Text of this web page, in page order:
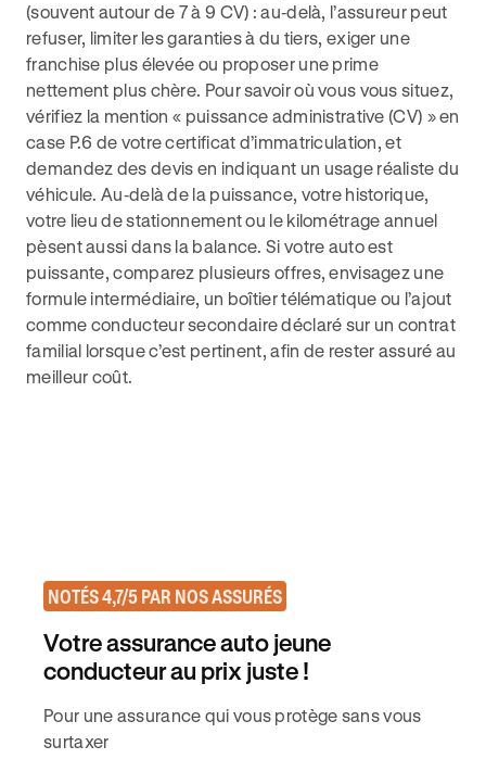
(souvent autour de 7 à 9 CV) : au‑delà, l’assureur peut
refuser, limiter les garanties à du tiers, exiger une
franchise plus élevée ou proposer une prime
nettement plus chère. Pour savoir où vous vous situez,
vérifiez la mention « puissance administrative (CV) » en
case P.6 de votre certificat d’immatriculation, et
demandez des devis en indiquant un usage réaliste du
véhicule. Au‑delà de la puissance, votre historique,
votre lieu de stationnement ou le kilométrage annuel
pèsent aussi dans la balance. Si votre auto est
puissante, comparez plusieurs offres, envisagez une
formule intermédiaire, un boîtier télématique ou l’ajout
comme conducteur secondaire déclaré sur un contrat
familial lorsque c’est pertinent, afin de rester assuré au
meilleur coût.
NOTÉS 4,7/5 PAR NOS ASSURÉS
Votre assurance auto jeune
conducteur au prix juste !
Pour une assurance qui vous protège sans vous
surtaxer